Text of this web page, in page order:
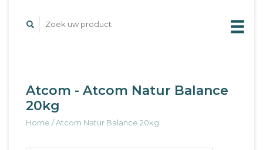
Atcom - Atcom Natur Balance
20kg
Home /Atcom Natur Balance 20kg